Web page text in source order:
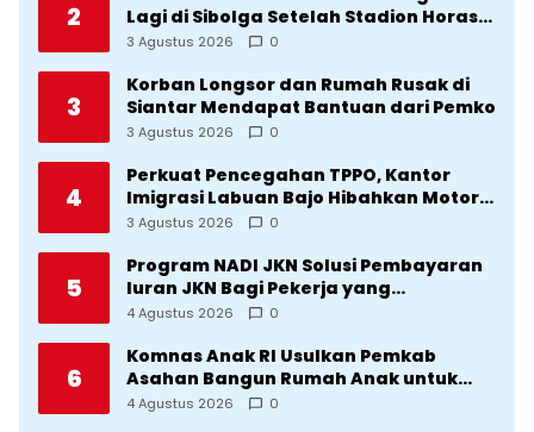
2
Lagi di Sibolga Setelah Stadion Horas
Direvitalisasi Wali Kota
3 Agustus 2026 0
3
Korban Longsor dan Rumah Rusak di
Siantar Mendapat Bantuan dari Pemko
3 Agustus 2026 0
4
Perkuat Pencegahan TPPO, Kantor
Imigrasi Labuan Bajo Hibahkan Motor
Operasional ke Lima Desa di
3 Agustus 2026 0
5
Program NADI JKN Solusi Pembayaran
Iuran JKN Bagi Pekerja yang
Penghasilannya Tidak Tetap
4 Agustus 2026 0
6
Komnas Anak RI Usulkan Pemkab
Asahan Bangun Rumah Anak untuk
Korban Kekerasan
4 Agustus 2026 0